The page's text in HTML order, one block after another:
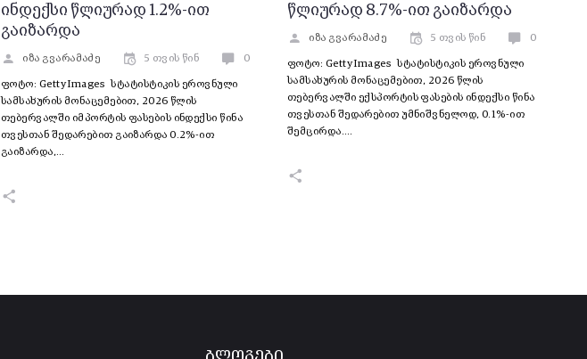
ინდექსი წლიურად 1.2%-ით
გაიზარდა
იზა გვარამაძე 5 თვის წინ 0
ფოტო: Getty Images სტატისტიკის ეროვნული
სამსახურის მონაცემებით, 2026 წლის
თებერვალში იმპორტის ფასების ინდექსი წინა
თვესთან შედარებით გაიზარდა 0.2%-ით
გაიზარდა,…
წლიურად 8.7%-ით გაიზარდა
იზა გვარამაძე 5 თვის წინ 0
ფოტო: Getty Images სტატისტიკის ეროვნული
სამსახურის მონაცემებით, 2026 წლის
თებერვალში ექსპორტის ფასების ინდექსი წინა
თვესთან შედარებით უმნიშვნელოდ, 0.1%-ით
შემცირდა.…